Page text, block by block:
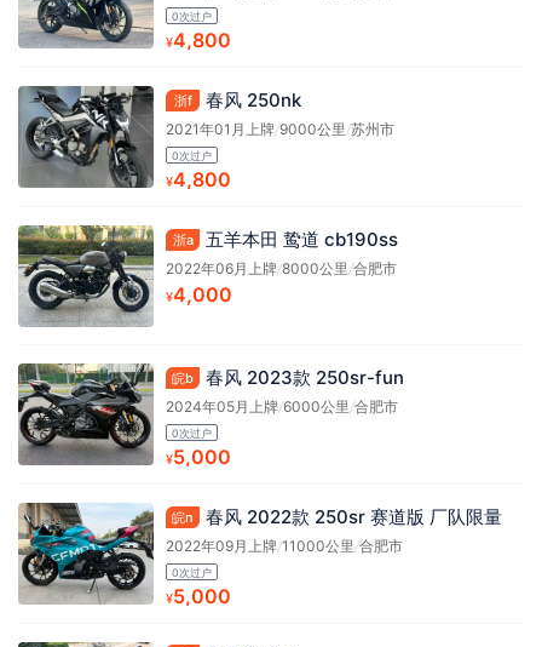
0次过户
¥4,800
浙f 春风 250nk
2021年01月上牌/9000公里 /苏州市
0次过户
¥4,800
浙a 五羊本田 鸷道 cb190ss
2022年06月上牌/8000公里 /合肥市
¥4,000
皖b 春风 2023款 250sr-fun
2024年05月上牌/6000公里 /合肥市
0次过户
¥5,000
皖n 春风 2022款 250sr 赛道版 厂队限量
2022年09月上牌/11000公里 /合肥市
0次过户
¥5,000